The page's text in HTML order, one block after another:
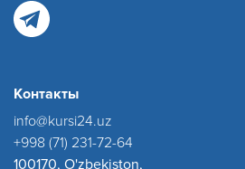
Контакты
info@kursi24.uz
+998 (71) 231-72-64
100170, O'zbekiston,